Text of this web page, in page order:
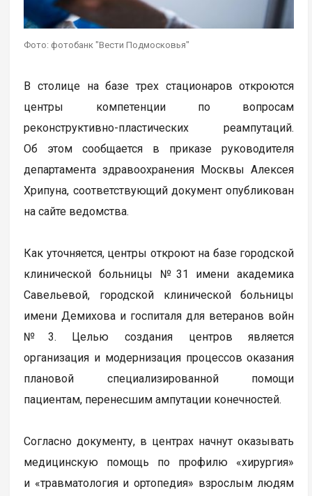
Фото: фотобанк "Вести Подмосковья"
В столице на базе трех стационаров откроются
центры компетенции по вопросам
реконструктивно-пластических реампутаций.
Об этом сообщается в приказе руководителя
департамента здравоохранения Москвы Алексея
Хрипуна, соответствующий документ опубликован
на сайте ведомства.
Как уточняется, центры откроют на базе городской
клинической больницы №31 имени академика
Савельевой, городской клинической больницы
имени Демихова и госпиталя для ветеранов войн
№3. Целью создания центров является
организация и модернизация процессов оказания
плановой специализированной помощи
пациентам, перенесшим ампутации конечностей.
Согласно документу, в центрах начнут оказывать
медицинскую помощь по профилю «хирургия»
и «травматология и ортопедия» взрослым людям